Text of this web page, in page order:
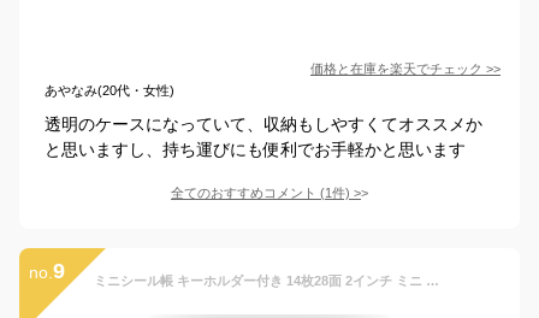
価格と在庫を楽天でチェック >>
あやなみ(20代・女性)
透明のケースになっていて、収納もしやすくてオススメか
と思いますし、持ち運びにも便利でお手軽かと思います
全てのおすすめコメント (1件) >
no. 9 ミニシール帳 キーホルダー付き 14枚28面 2インチ ミニ バインダー 3層構造 両面ポケット プラバン クリア 透明シート カードポケット かわいい 手帳 推し活 カードスリーブ シール 女の子 コラージュノート シール 手帳